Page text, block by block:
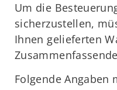
Um die
sicherzustellen,
Ihnen gelieferten
Folgende Angaben